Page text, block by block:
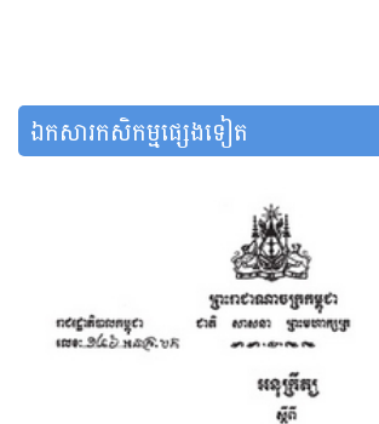
ឯកសារកសិកម្មផ្សេងទៀត